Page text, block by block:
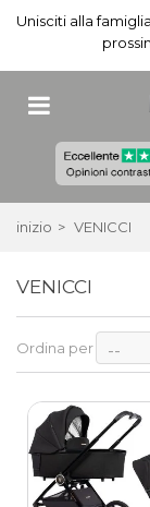
Unisciti alla
inizio > VENICCI
VENICCI
Ordina per